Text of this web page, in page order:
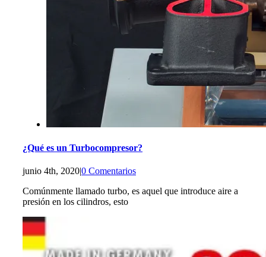
¿Qué es un Turbocompresor?
junio 4th, 2020|0 Comentarios
Comúnmente llamado turbo, es aquel que introduce aire a
presión en los cilindros, esto